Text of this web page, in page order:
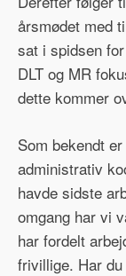
årsmødet med
sat i spidsen
DLT og MR
dette kommer
Som bekendt
administrativ
havde sidste
omgang har vi
har fordelt
frivillige. Har